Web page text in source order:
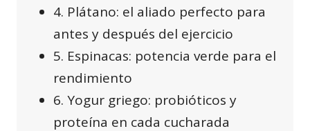
4. Plátano: el aliado perfecto para
antes y después del ejercicio
5. Espinacas: potencia verde para el
rendimiento
6. Yogur griego: probióticos y
proteína en cada cucharada